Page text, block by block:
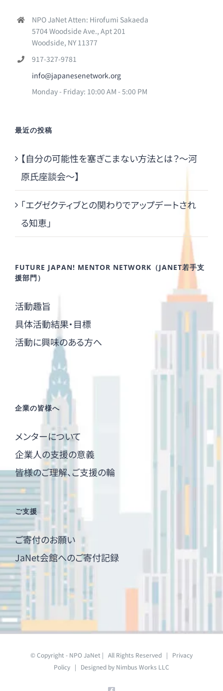
NPO JaNet Atten: Hirofumi Sakaeda
5704 Woodside Ave., Apt 201
Woodside, NY 11377
917-327-9781
info@japanesenetwork.org
Monday - Friday: 10:00 AM - 5:00 PM
最近の投稿
【自分の可能性を塞ぎこまない方法とは？～河
原氏座談会～】
「エグゼクティブとの関わりでアップデートされ
る知恵」
FUTURE JAPAN! MENTOR NETWORK（JANET若手支
援部門）
活動趣旨
具体活動結果・目標
活動に興味のある方へ
企業の皆様へ
メンターについて
企業人の支援の意義
皆様のご理解、ご支援の輪
ご支援
ご寄付のお願い
JaNet会館へのご寄付記録
© Copyright - NPO JaNet | All Rights Reserved | Privacy
Policy | Designed by Nimbus Works LLC